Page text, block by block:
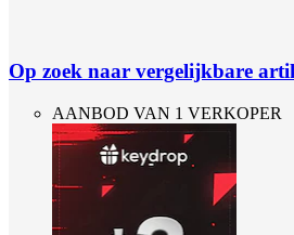
Op zoek naar vergelijkbare
AANBOD VAN 1 VERKOPER